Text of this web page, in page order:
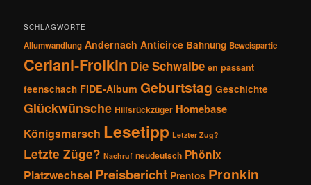
SCHLAGWORTE
Allumwandlung Andernach Anticirce Bahnung Beweispartie
Ceriani-Frolkin Die Schwalbe en passant
feenschach FIDE-Album Geburtstag Geschichte
Glückwünsche Hilfsrückzüger Homebase
Königsmarsch Lesetipp Letzter Zug?
Letzte Züge? Nachruf neudeutsch Phönix
Platzwechsel Preisbericht Prentos Pronkin